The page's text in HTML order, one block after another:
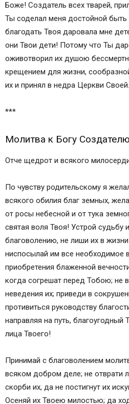
Боже! Создатель всех тварей,
Ты соделал меня достойной быть
благодать Твоя даровала мне
они Твои дети! Потому что Ты
оживотворил их душою
крещением для жизни,
их и принял в недра Церкви Своей.
***
Молитва к Богу
Отче щедрот и всякого
По чувству родительскому я
всякого обилия благ земных,
от росы небесной и от тука
святая воля Твоя! Устрой судьбу
благоволению, не лиши их в
ниспосылай им все необходимое
приобретения блаженной
когда согрешат перед Тобою; не
неведения их; приведи в
противиться руководству
направляя на путь, благоугодный
лица Твоего!
Принимай с благоволением
всяком добром деле; не отврати
скорби их, да не постигнут их
Осеняй их Твоею милостью; да